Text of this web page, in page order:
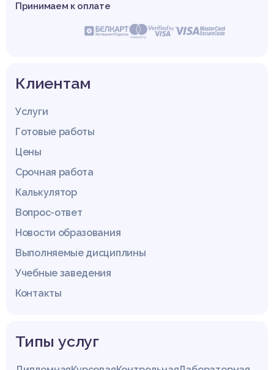
Принимаем к оплате
Клиентам
Услуги
Готовые работы
Цены
Срочная работа
Калькулятор
Вопрос-ответ
Новости образования
Выполняемые дисциплины
Учебные заведения
Контакты
Типы услуг